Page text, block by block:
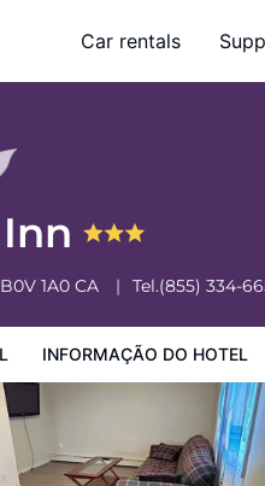
Car rentals
B0V 1A0 CA Tel.(855) 334-
INFORMAÇÃO DO HOTEL
do Hotel